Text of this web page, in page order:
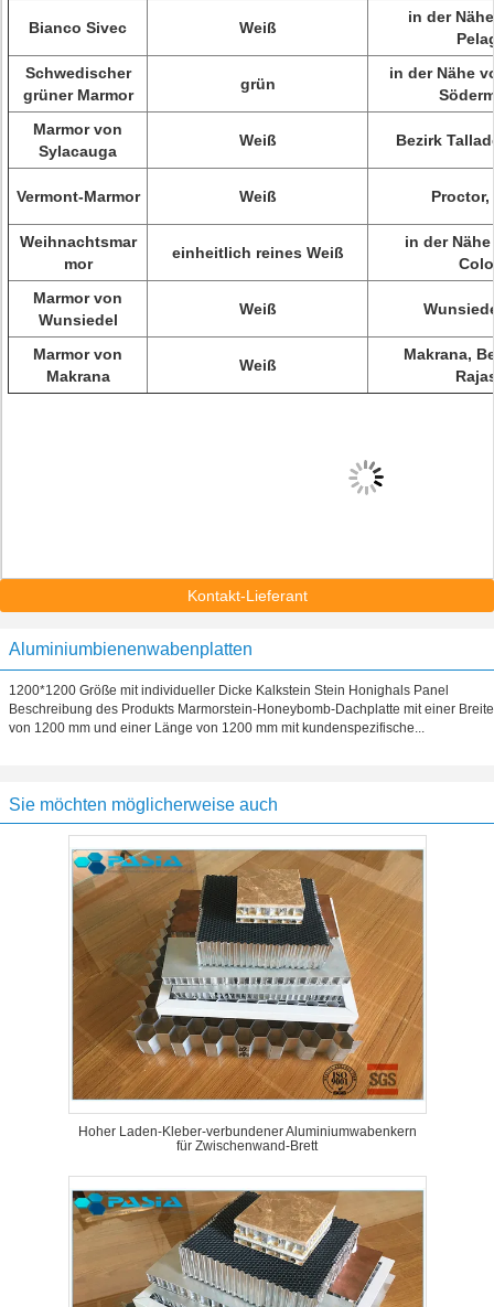
Bianco Sivec Weiß
in der
Schwedischer
grüner Marmor
grün
in der Nähe
Marmor von
Sylacauga
Weiß Bezirk
Vermont-Marmor Weiß Proctor,
Weihnachtsmar
mor
einheitlich reines Weiß
in der
Marmor von
Wunsiedel
Weiß
Marmor von
Makrana
Weiß
Makrana,
Kontakt-Lieferant
Aluminiumbienenwabenplatten
1200*1200 Größe mit individueller Dicke Kalkstein Stein Honighals Panel
Beschreibung des Produkts Marmorstein-Honeybomb-Dachplatte mit einer Breite
von 1200 mm und einer Länge von 1200 mm mit kundenspezifische...
Sie möchten möglicherweise auch
Hoher Laden-Kleber-verbundener Aluminiumwabenkern
für Zwischenwand-Brett